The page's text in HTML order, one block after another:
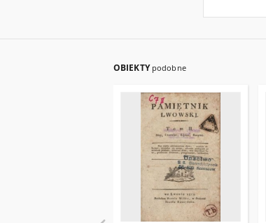
OBIEKTY podobne